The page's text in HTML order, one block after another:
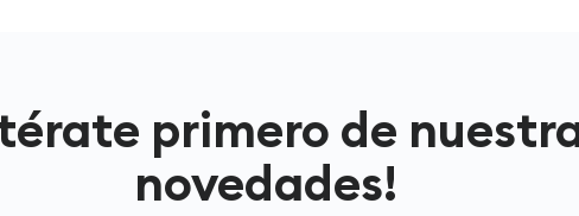
primero de
novedades!